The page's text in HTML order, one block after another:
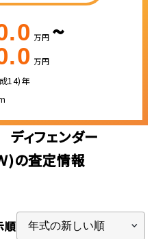
万円 ~
万円
14)年
ィフェンダー
)の査定情報
順